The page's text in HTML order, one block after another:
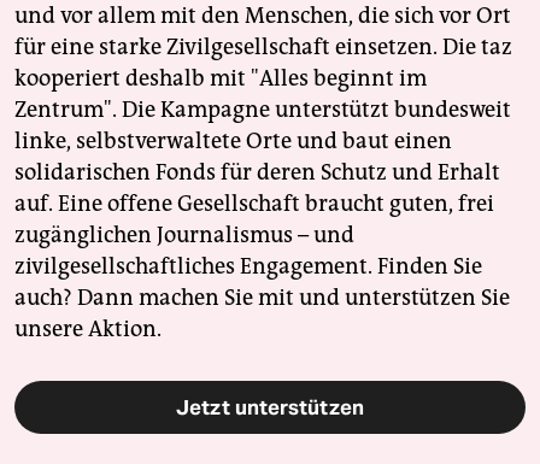
und vor allem mit den Menschen, die sich vor Ort
für eine starke Zivilgesellschaft einsetzen. Die taz
kooperiert deshalb mit "Alles beginnt im
Zentrum". Die Kampagne unterstützt bundesweit
linke, selbstverwaltete Orte und baut einen
solidarischen Fonds für deren Schutz und Erhalt
auf. Eine offene Gesellschaft braucht guten, frei
zugänglichen Journalismus – und
zivilgesellschaftliches Engagement. Finden Sie
auch? Dann machen Sie mit und unterstützen Sie
unsere Aktion.
Jetzt unterstützen